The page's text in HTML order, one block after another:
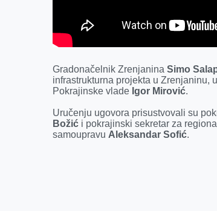
Gradonačelnik ZrenjaninaSimo
infrastrukturna projekta u Zrenjaninu,
Pokrajinske vlade Igor Mirović.
Uručenju ugovora prisustvovali su
Božić i pokrajinski sekretar za
samoupravu Aleksandar Sofić.